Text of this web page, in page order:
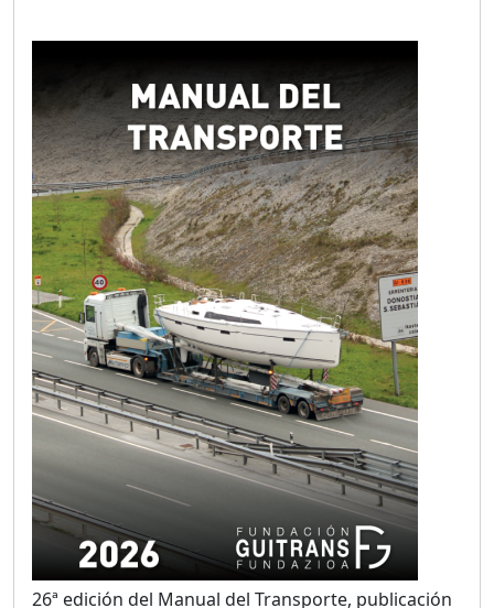
26ª edición del Manual del Transporte, publicación